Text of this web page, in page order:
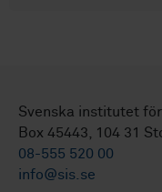
Svenska institutet
Box 45443, 104 31
08-555 520 00
info@sis.se